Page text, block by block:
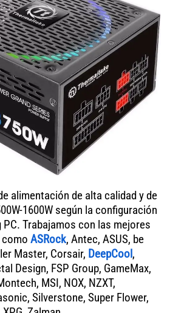
alimentación de alta calidad y de
1600W según la configuración
PC. Trabajamos con las mejores
ASRock, Antec, ASUS, be
Master, Corsair, DeepCool,
Design, FSP Group, GameMax,
MSI, NOX, NZXT,
Silverstone, Super Flower,